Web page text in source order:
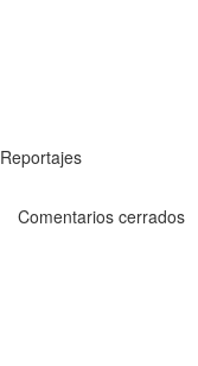
Reportajes
Comentarios cerrados